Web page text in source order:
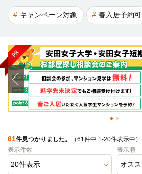
キャンペーン対象 春入居予約可
61件見つかりました。
（61件中 1-20件表示中）
表示件数
表示順